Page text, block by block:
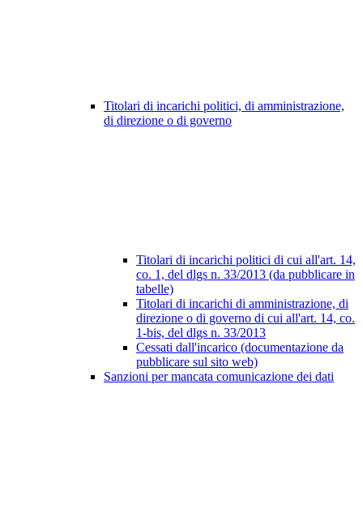
Titolari di incarichi politici, di amministrazione,
di direzione o di governo
Titolari di incarichi politici di cui all'art. 14,
co. 1, del dlgs n. 33/2013 (da pubblicare in
tabelle)
Titolari di incarichi di amministrazione, di
direzione o di governo di cui all'art. 14, co.
1-bis, del dlgs n. 33/2013
Cessati dall'incarico (documentazione da
pubblicare sul sito web)
Sanzioni per mancata comunicazione dei dati